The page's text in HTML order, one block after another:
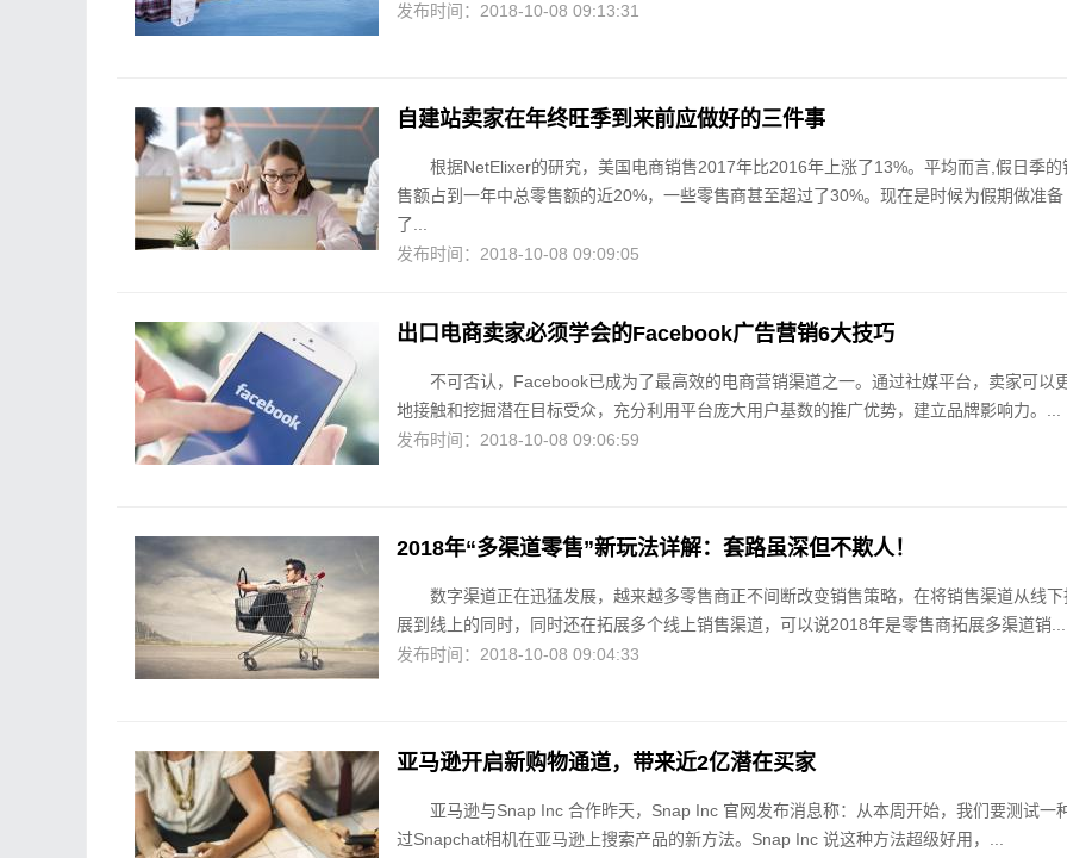
发布时间：2018-10-08 09:13:31
自建站卖家在年终旺季到来前应做好的三件事
根据NetElixer的研究，美国电商销售2017年比2016年上涨了13%。平均而言,假日季的
售额占到一年中总零售额的近20%，一些零售商甚至超过了30%。现在是时候为假期做准备
了...
发布时间：2018-10-08 09:09:05
出口电商卖家必须学会的Facebook广告营销6大技巧
不可否认，Facebook已成为了最高效的电商营销渠道之一。通过社媒平台，卖家可以
地接触和挖掘潜在目标受众，充分利用平台庞大用户基数的推广优势，建立品牌影响力。...
发布时间：2018-10-08 09:06:59
2018年“多渠道零售”新玩法详解：套路虽深但不欺人！
数字渠道正在迅猛发展，越来越多零售商正不间断改变销售策略，在将销售渠道从线下
展到线上的同时，同时还在拓展多个线上销售渠道，可以说2018年是零售商拓展多渠道销...
发布时间：2018-10-08 09:04:33
亚马逊开启新购物通道，带来近2亿潜在买家
亚马逊与Snap Inc 合作昨天，Snap Inc 官网发布消息称：从本周开始，我们要测试一
过Snapchat相机在亚马逊上搜索产品的新方法。Snap Inc 说这种方法超级好用，...